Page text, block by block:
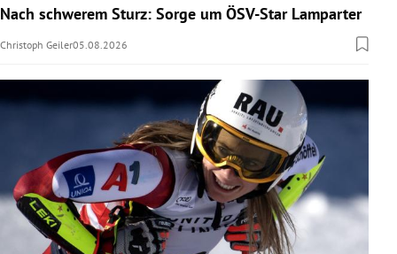
Nach schwerem Sturz: Sorge um ÖSV-Star Lamparter
Christoph Geiler05.08.2026